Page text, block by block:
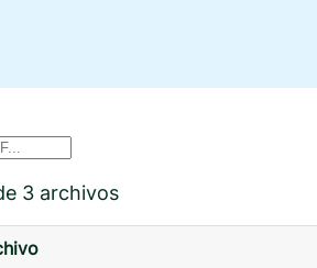
3 archivos